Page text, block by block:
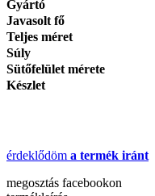
Gyártó
Javasolt fő
Teljes méret
Súly
Sütőfelület mérete
Készlet
érdeklődöm a termék iránt
megosztás facebookon